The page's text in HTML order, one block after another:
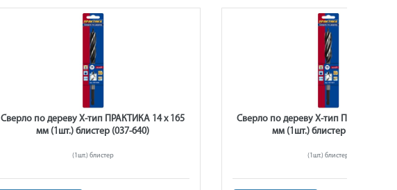
Сверло по дереву Х-тип ПРАКТИКА 14 х 165
мм (1шт.) блистер (037-640)
(1шт.) блистер
Сверло по дереву Х-тип ПРАКТИКА 16
мм (1шт.) блистер (037-657)
(1шт.) блистер